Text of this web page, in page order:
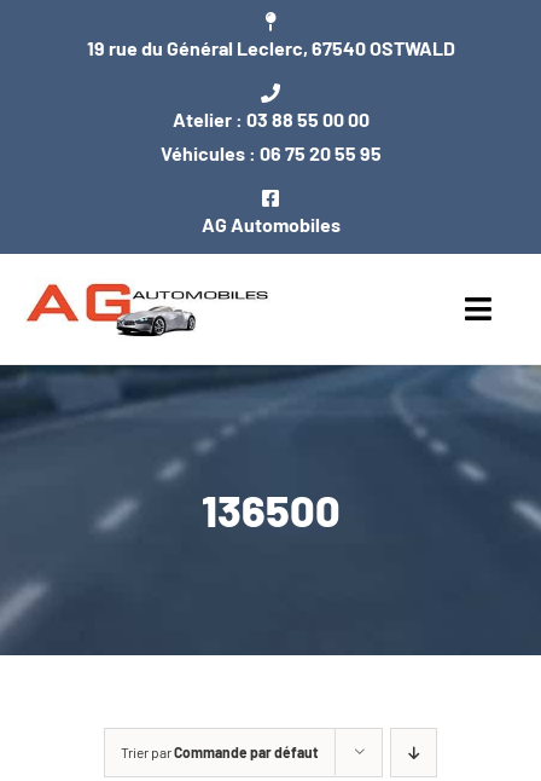
19 rue du Général Leclerc, 67540 OSTWALD
Atelier : 03 88 55 00 00
Véhicules : 06 75 20 55 95
AG Automobiles
ACCUEIL
ENTRETIEN / MÉCANIQUE
CARROSSERIE / VITRAGE
136500
Trier parCommande par défaut